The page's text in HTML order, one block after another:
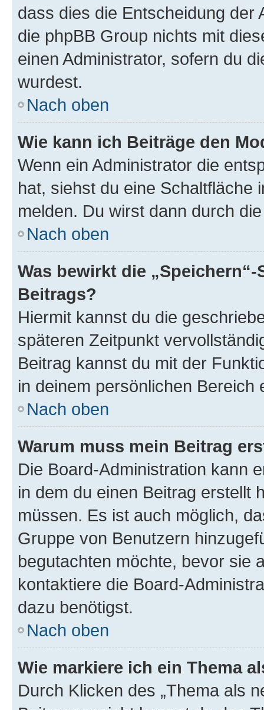
dass dies die Entscheidung der
die phpBB Group nichts mit
einen Administrator, sofern du
wurdest.
Nach oben
Wie kann ich Beiträge den
Wenn ein Administrator die
hat, siehst du eine Schaltfläche
melden. Du wirst dann durch
Nach oben
Was bewirkt die
Beitrags?
Hiermit kannst du die
späteren Zeitpunkt
Beitrag kannst du mit der
in deinem persönlichen Bereich
Nach oben
Warum muss mein Beitrag
Die Board-Administration kann
in dem du einen Beitrag erstellt
müssen. Es ist auch möglich,
Gruppe von Benutzern
begutachten möchte, bevor sie
kontaktiere die Board-
dazu benötigst.
Nach oben
Wie markiere ich ein Thema
Durch Klicken des „Thema als